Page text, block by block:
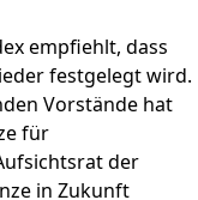
empfiehlt, dass
festgelegt wird.
Vorstände hat
für
der
in Zukunft